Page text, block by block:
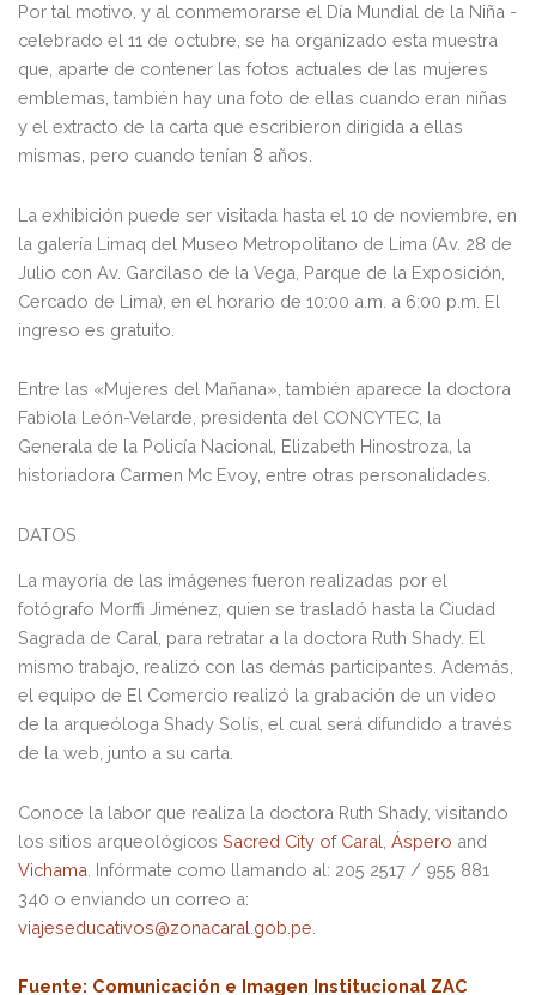
Por tal motivo, y al conmemorarse el Día Mundial de la Niña -
celebrado el 11 de octubre, se ha organizado esta muestra
que, aparte de contener las fotos actuales de las mujeres
emblemas, también hay una foto de ellas cuando eran niñas
y el extracto de la carta que escribieron dirigida a ellas
mismas, pero cuando tenían 8 años.
La exhibición puede ser visitada hasta el 10 de noviembre, en
la galería Limaq del Museo Metropolitano de Lima (Av. 28 de
Julio con Av. Garcilaso de la Vega, Parque de la Exposición,
Cercado de Lima), en el horario de 10:00 a.m. a 6:00 p.m. El
ingreso es gratuito.
Entre las «Mujeres del Mañana», también aparece la doctora
Fabiola León-Velarde, presidenta del CONCYTEC, la
Generala de la Policía Nacional, Elizabeth Hinostroza, la
historiadora Carmen Mc Evoy, entre otras personalidades.
DATOS
La mayoría de las imágenes fueron realizadas por el
fotógrafo Morffi Jiménez, quien se trasladó hasta la Ciudad
Sagrada de Caral, para retratar a la doctora Ruth Shady. El
mismo trabajo, realizó con las demás participantes. Además,
el equipo de El Comercio realizó la grabación de un video
de la arqueóloga Shady Solís, el cual será difundido a través
de la web, junto a su carta.
Conoce la labor que realiza la doctora Ruth Shady, visitando
los sitios arqueológicos Sacred City of Caral Áspero and
Vichama . Infórmate como llamando al: 205 2517 / 955 881
340 o enviando un correo a:
viajeseducativos@zonacaral.gob.pe
Fuente: Comunicación e Imagen Institucional ZAC